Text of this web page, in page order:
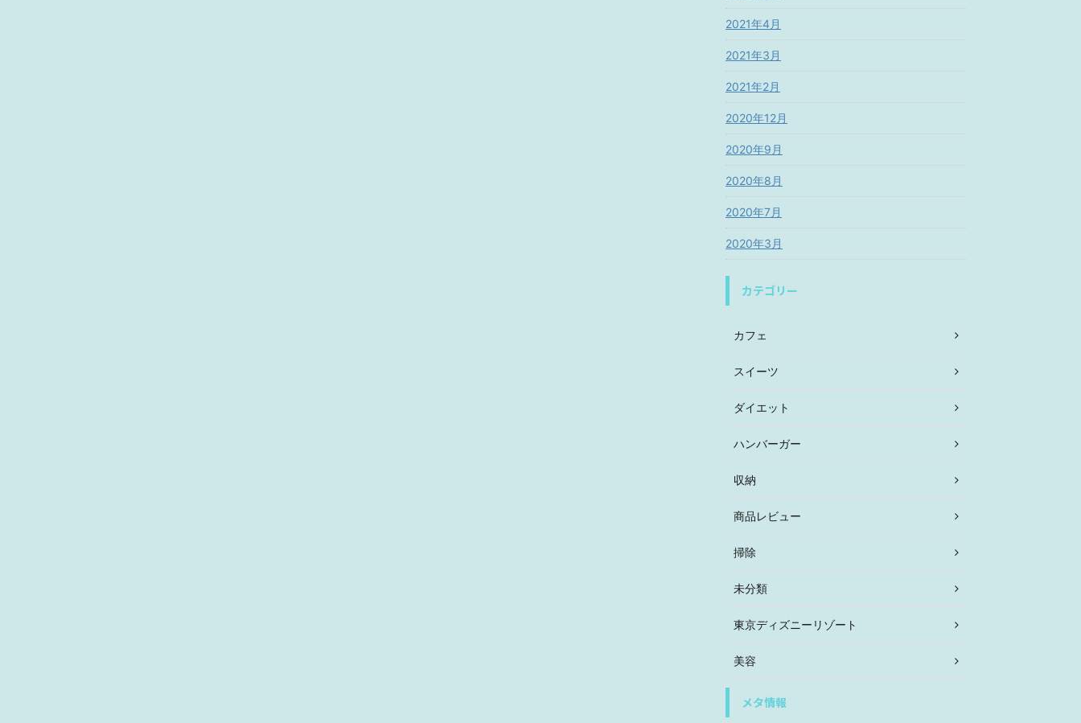
2021年4月
2021年3月
2021年2月
2020年12月
2020年9月
2020年8月
2020年7月
2020年3月
カテゴリー
カフェ
スイーツ
ダイエット
ハンバーガー
収納
商品レビュー
掃除
未分類
東京ディズニーリゾート
美容
メタ情報